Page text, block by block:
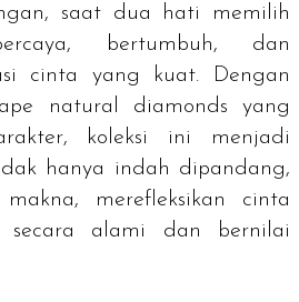
saat dua hati memilih
bertumbuh, dan
cinta yang kuat. Dengan
natural diamondsyang
koleksi ini menjadi
hanya indah dipandang,
merefleksikan cinta
secara alami dan bernilai